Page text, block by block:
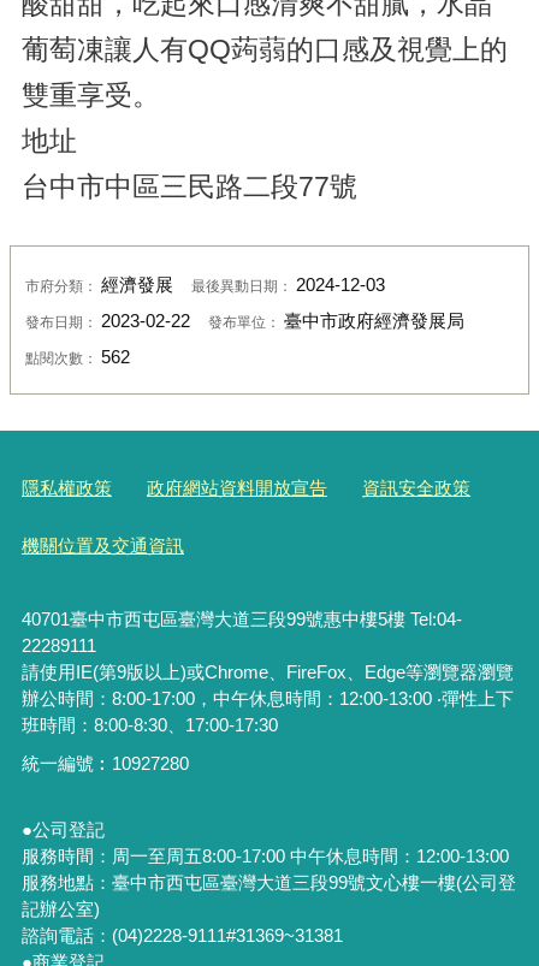
葡萄凍讓人有QQ蒟蒻的口感及視覺上的
雙重享受。
地址
台中市中區三民路二段77號
市府分類： 經濟發展 最後異動日期： 2024-12-03
發布日期： 2023-02-22 發布單位： 臺中市政府經濟發展局
點閱次數： 562
隱私權政策 政府網站資料開放宣告 資訊安全政策
機關位置及交通資訊
40701臺中市西屯區臺灣大道三段99號惠中樓5樓 Tel:04-
22289111
請使用IE(第9版以上)或Chrome、FireFox、Edge等瀏覽器瀏覽
辦公時間：8:00-17:00，中午休息時間：12:00-13:00 ‧彈性上下
班時間：8:00-8:30、17:00-17:30
統一編號︰ 10927280
●公司登記
服務時間：周一至周五8:00-17:00 中午休息時間：12:00-13:00
服務地點：臺中市西屯區臺灣大道三段99號文心樓一樓(公司登
記辦公室)
諮詢電話：(04)2228-9111#31369~31381
●商業登記